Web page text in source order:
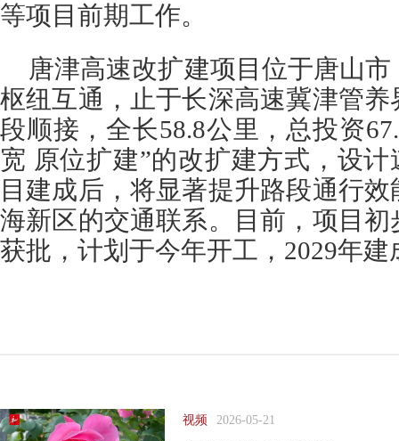
等项目前期工作。
唐津高速改扩建项目位于唐山
枢纽互通，止于长深高速冀津管
段顺接，全长58.8公里，总投资
宽 原位扩建”的改扩建方式，设
目建成后，将显著提升路段通行
海新区的交通联系。目前，项目
获批，计划于今年开工，2029年建
视频 2026-05-21